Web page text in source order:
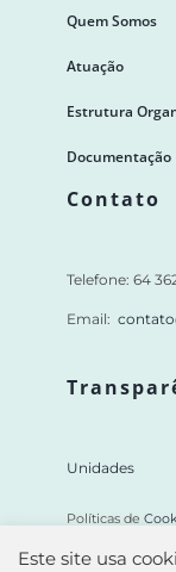
Quem Somos
Atuação
Estrutura
Documentação
Contato
Telefone: 64
Email:
Unidades
Políticas de
Este site usa